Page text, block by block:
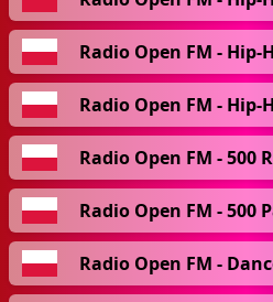
Radio Open FM - Hip-
Radio Open FM - Hip-
Radio Open FM - 500
Radio Open FM - 500
Radio Open FM -